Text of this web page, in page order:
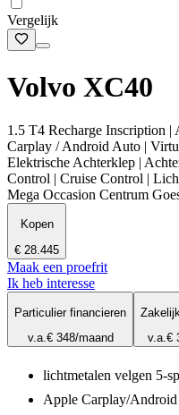
Vergelijk
Volvo XC40
1.5 T4 Recharge Inscription |
Carplay / Android Auto |
Elektrische Achterklep |
Control | Cruise Control |
Mega Occasion Centrum
Kopen
€ 28.445
Maak een proefrit
Ik heb interesse
Particulier financieren
v.a.€ 348/maand
v.a.€
lichtmetalen velgen 5-
Apple Carplay/